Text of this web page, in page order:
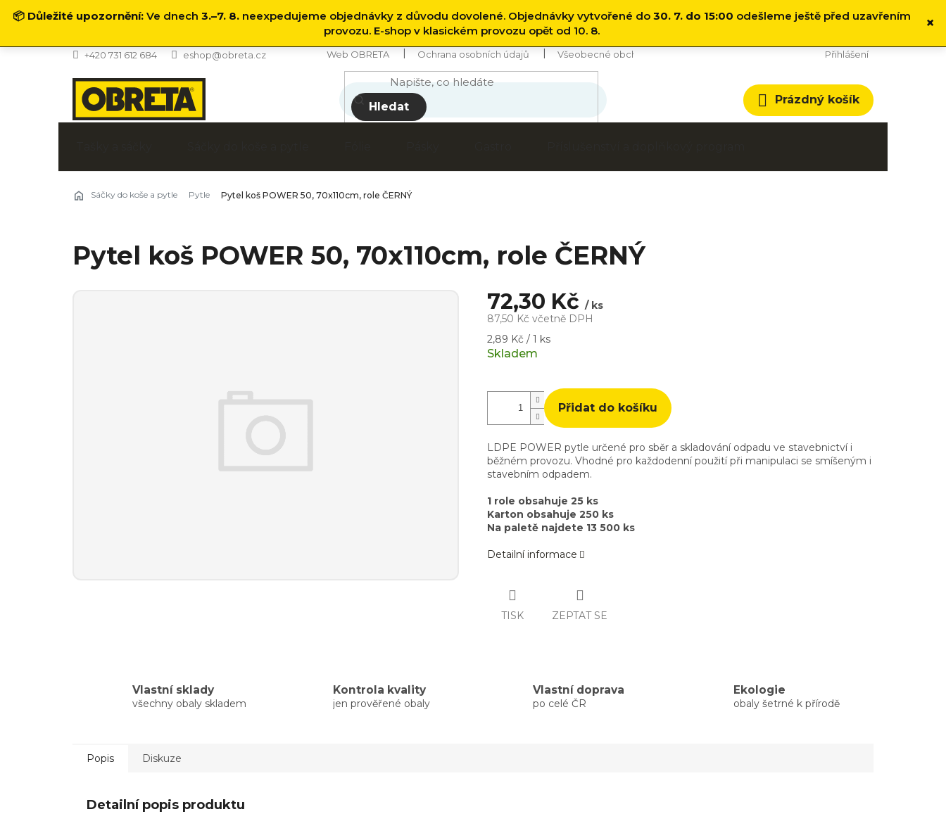
📦 Důležité upozornění: Ve dnech 3.–7. 8. neexpedujeme objednávky z důvodu dovolené. Objednávky vytvořené do 30. 7. do 15:00 odešleme ještě před uzavřením
provozu. E-shop v klasickém provozu opět od 10. 8.
×
Přejít
+420 731 612 684 eshop@obreta.cz Web OBRETA Ochrana osobních údajů Všeobecné obchodní podmínky Přihlášení
Hledat
Nákupní
košík
Prázdný košík
Sáčky do koše a pytle Pytle Pytel koš POWER 50, 70x110cm, role ČERNÝ
Pytel koš POWER 50, 70x110cm, role ČERNÝ
72,30 Kč / ks
87,50 Kč včetně DPH
Měrná
cena:
2,89 Kč / 1 ks
Skladem
Přidat do košíku
LDPE POWER pytle určené pro sběr a skladování odpadu ve stavebnictví i
běžném provozu. Vhodné pro každodenní použití při manipulaci se smíšeným i
stavebním odpadem.
1 role obsahuje 25 ks
Karton obsahuje 250 ks
Na paletě najdete 13 500 ks
Detailní informace
TISK ZEPTAT SE
Vlastní sklady
všechny obaly skladem
Kontrola kvality
jen prověřené obaly
Vlastní doprava
po celé ČR
Ekologie
obaly šetrné k přírodě
Popis Diskuze
Detailní popis produktu